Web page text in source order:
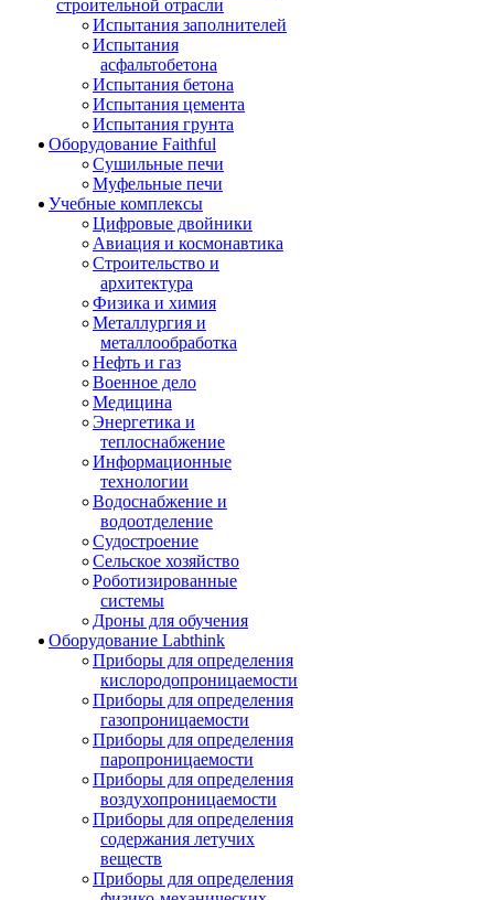
строительной отрасли
Испытания заполнителей
Испытания
асфальтобетона
Испытания бетона
Испытания цемента
Испытания грунта
Оборудование Faithful
Сушильные печи
Муфельные печи
Учебные комплексы
Цифровые двойники
Авиация и космонавтика
Строительство и
архитектура
Физика и химия
Металлургия и
металлообработка
Нефть и газ
Военное дело
Медицина
Энергетика и
теплоснабжение
Информационные
технологии
Водоснабжение и
водоотделение
Судостроение
Сельское хозяйство
Роботизированные
системы
Дроны для обучения
Оборудование Labthink
Приборы для определения
кислородопроницаемости
Приборы для определения
газопроницаемости
Приборы для определения
паропроницаемости
Приборы для определения
воздухопроницаемости
Приборы для определения
содержания летучих
веществ
Приборы для определения